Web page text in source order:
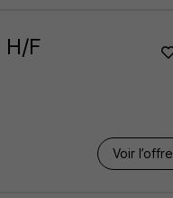
H/F
Voir l’offre